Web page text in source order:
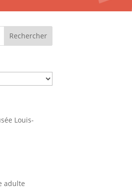
Rechercher
Louis-
adulte